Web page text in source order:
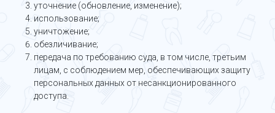
уточнение (обновление, изменение);
использование;
уничтожение;
обезличивание;
передача по требованию суда, в том числе, третьим
лицам, с соблюдением мер, обеспечивающих защиту
персональных данных от несанкционированного
доступа.